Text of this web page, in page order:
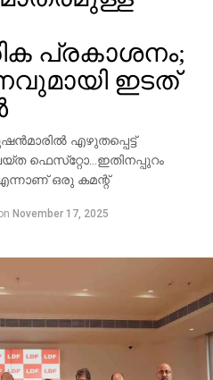
പ്രകാശനം;
ഇടത്
എഴുതപ്പെട്ട്
ഫെസ്‌റ്റോ…ഇതിനപ്പുറം
ഒരു കമന്റ്
November 17, 2025